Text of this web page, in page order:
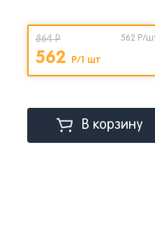
864 Р
562 Р/1 шт
562 Р/
В корзину